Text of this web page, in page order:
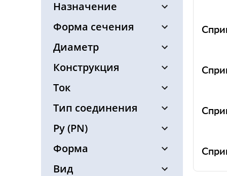
Назначение
Форма сечения
Диаметр
Конструкция
Ток
Тип соединения
Ру (PN)
Форма
Вид